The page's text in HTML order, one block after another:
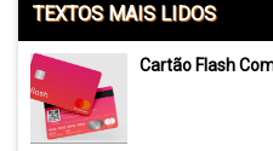
TEXTOS MAIS LIDOS
Cartão Flash